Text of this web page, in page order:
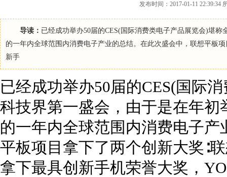
发布时间：2017-01-11 22:39:34
导读： 已经成功举办50届的CES(国际消费类电子产品展览会)堪
的一年内全球范围内消费电子产业的总结。在此次盛会中，联想平板
新手
已经成功举办50届的CES(国际
科技界第一盛会，由于是在年
的一年内全球范围内消费电子
平板项目拿下了两个创新大奖∶
拿下最具创新手机荣誉大奖，